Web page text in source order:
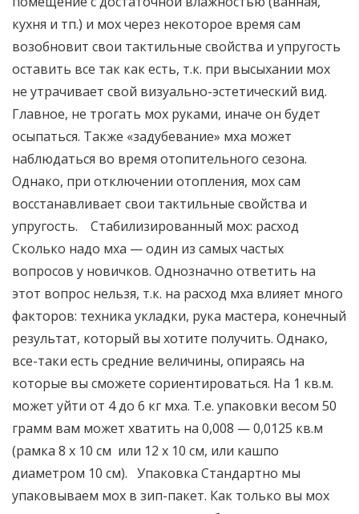
кухня и тп.) и мох через некоторое время сам
возобновит свои тактильные свойства и упругость
оставить все так как есть, т.к. при высыхании мох
не утрачивает свой визуально-эстетический вид.
Главное, не трогать мох руками, иначе он будет
осыпаться. Также «задубевание» мха может
наблюдаться во время отопительного сезона.
Однако, при отключении отопления, мох сам
восстанавливает свои тактильные свойства и
упругость. Стабилизированный мох: расход
Сколько надо мха — один из самых частых
вопросов у новичков. Однозначно ответить на
этот вопрос нельзя, т.к. на расход мха влияет много
факторов: техника укладки, рука мастера, конечный
результат, который вы хотите получить. Однако,
все-таки есть средние величины, опираясь на
которые вы сможете сориентироваться. На 1 кв.м.
может уйти от 4 до 6 кг мха. Т.е. упаковки весом 50
грамм вам может хватить на 0,008 — 0,0125 кв.м
(рамка 8 х 10 см или 12 х 10 см, или кашпо
диаметром 10 см). Упаковка Стандартно мы
упаковываем мох в зип-пакет. Как только вы мох